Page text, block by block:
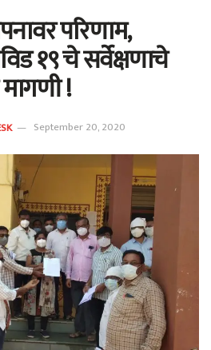
परिणाम,
१९ चे सर्वेक्षणाचे
!
September 20, 2020